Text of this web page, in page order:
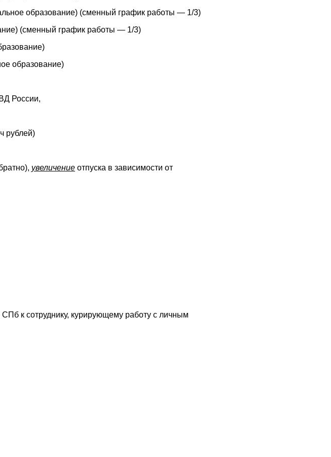
образование) (сменный график работы — 1/3)
(сменный график работы — 1/3)
образование)
России,
рублей)
увеличение отпуска в зависимости от
к сотруднику, курирующему работу с личным